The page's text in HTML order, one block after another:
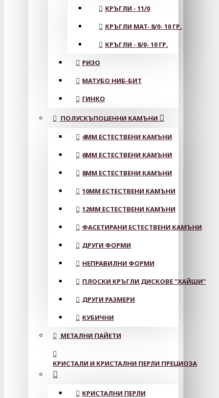
КРЪГЛИ - 11/0
КРЪГЛИ MAT- 8/0- 10 ГР.
КРЪГЛИ - 8/0- 10 ГР.
РИЗО
МАТУБО НИБ-БИТ
ГИНКО
ПОЛУСКЪПОЦЕННИ КАМЪНИ
4MM ЕСТЕСТВЕНИ КАМЪНИ
6MM ЕСТЕСТВЕНИ КАМЪНИ
8MM ЕСТЕСТВЕНИ КАМЪНИ
10MM ЕСТЕСТВЕНИ КАМЪНИ
12MM ЕСТЕСТВЕНИ КАМЪНИ
ФАСЕТИРАНИ ЕСТЕСТВЕНИ КАМЪНИ
ДРУГИ ФОРМИ
НЕПРАВИЛНИ ФОРМИ
ПЛОСКИ КРЪГЛИ ДИСКОВЕ "ХАЙШИ"
ДРУГИ РАЗМЕРИ
КУБИЧНИ
МЕТАЛНИ ПАЙЕТИ
КРИСТАЛИ И КРИСТАЛНИ ПЕРЛИ ПРЕЦИОЗА
КРИСТАЛНИ ПЕРЛИ